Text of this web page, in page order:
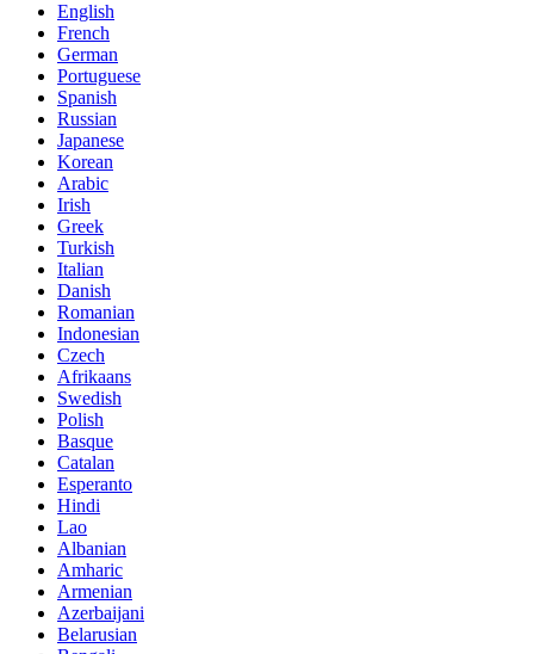
English
French
German
Portuguese
Spanish
Russian
Japanese
Korean
Arabic
Irish
Greek
Turkish
Italian
Danish
Romanian
Indonesian
Czech
Afrikaans
Swedish
Polish
Basque
Catalan
Esperanto
Hindi
Lao
Albanian
Amharic
Armenian
Azerbaijani
Belarusian